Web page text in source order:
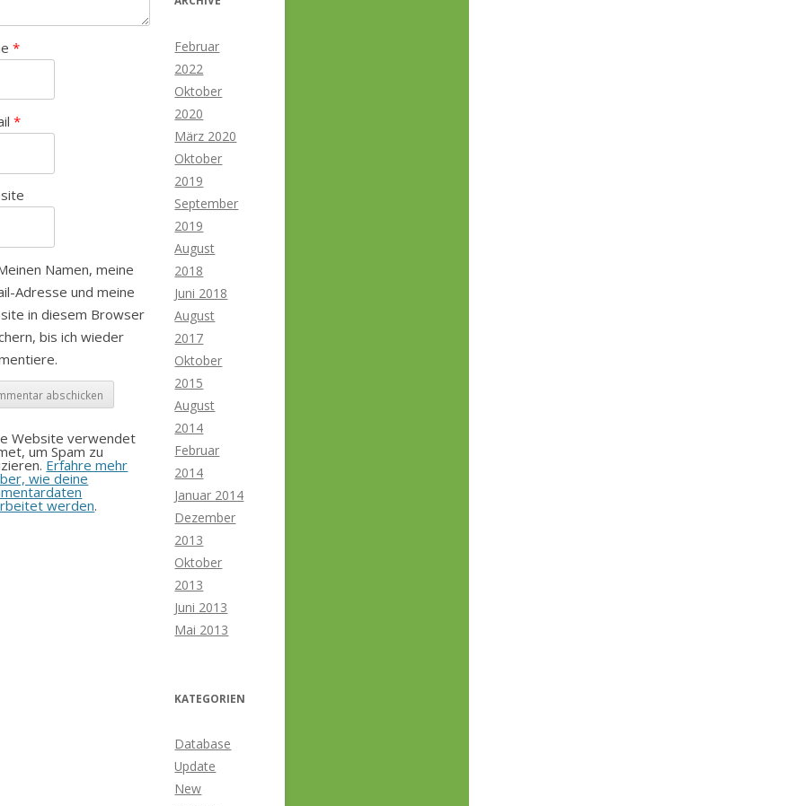
*
*
Namen, meine
Adresse und meine
in diesem Browser
bis ich wieder
Website verwendet
um Spam zu
Erfahre mehr
wie deine
werden.
Februar
2022
Oktober
2020
März 2020
Oktober
2019
September
2019
August
2018
Juni 2018
August
2017
Oktober
2015
August
2014
Februar
2014
Januar 2014
Dezember
2013
Oktober
2013
Juni 2013
Mai 2013
KATEGORIEN
Database
Update
New